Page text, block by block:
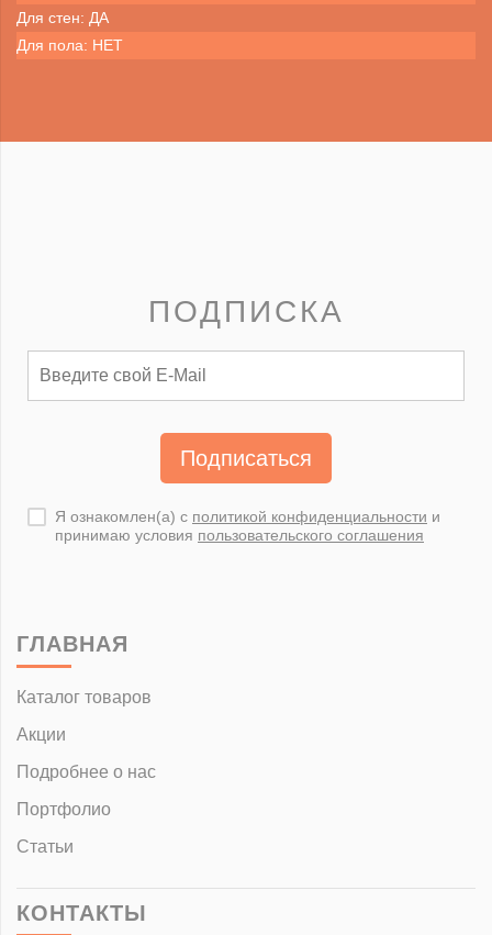
Для стен: ДА
Для пола: НЕТ
ПОДПИСКА
Подписаться
Я ознакомлен(а) с политикой конфиденциальности и
принимаю условия пользовательского соглашения
ГЛАВНАЯ
Каталог товаров
Акции
Подробнее о нас
Портфолио
Статьи
КОНТАКТЫ